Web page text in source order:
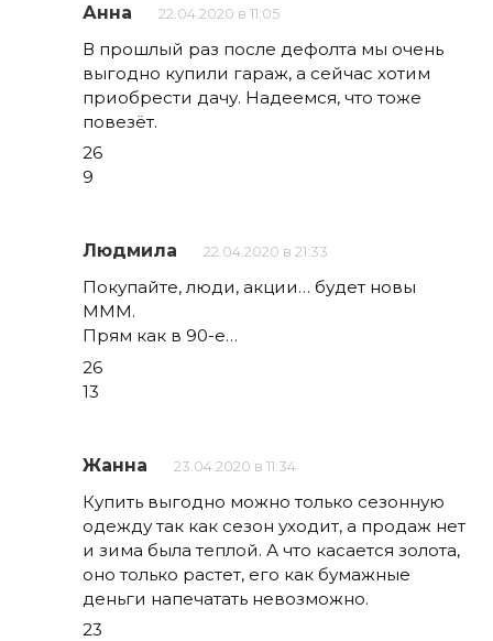
Анна 22.04.2020 в 11:05
В прошлый раз после дефолта мы очень
выгодно купили гараж, а сейчас хотим
приобрести дачу. Надеемся, что тоже
повезёт.
26
9
Людмила 22.04.2020 в 21:33
Покупайте, люди, акции… будет новы
МММ.
Прям как в 90-е…
26
13
Жанна 23.04.2020 в 11:34
Купить выгодно можно только сезонную
одежду так как сезон уходит, а продаж нет
и зима была теплой. А что касается золота,
оно только растет, его как бумажные
деньги напечатать невозможно.
23